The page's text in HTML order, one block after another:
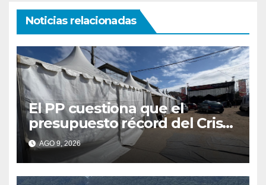
Noticias relacionadas
El PP cuestiona que el
presupuesto récord del Cristo
se traduzca en unas fiestas
más plurales
AGO 9, 2026